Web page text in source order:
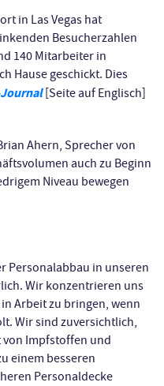
in Las Vegas hat
Besucherzahlen
140 Mitarbeiter in
Hause geschickt. Dies
Journal[Seite auf Englisch]
Ahern, Sprecher von
auch zu Beginn
Niveau bewegen
Personalabbau in unseren
Wir konzentrieren uns
Arbeit zu bringen, wenn
Wir sind zuversichtlich,
Impfstoffen und
einem besseren
Personaldecke